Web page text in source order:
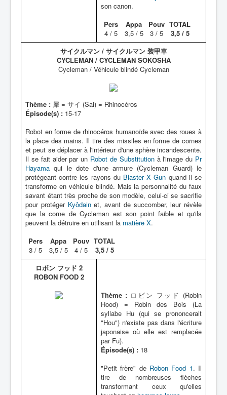
son canon.
Pers
4 / 5
Appa
3,5 / 5
Pouv
3 / 5
TOTAL
3,5 / 5
サイクルマン / サイクルマン 装甲車
CYCLEMAN / CYCLEMAN SÔKÔSHA
Cycleman / Véhicule blindé Cycleman
Thème : 犀 = サイ (Sai) = Rhinocéros
Épisode(s) : 15-17
Robot en forme de rhinocéros humanoïde avec des roues à
la place des mains. Il tire des missiles en forme de cornes
et peut se déplacer à l'intérieur d'une sphère incandescente.
Il se fait aider par un Robot de Substitutionà l'image du Pr
Hayama qui le dote d'une armure (Cycleman Guard) le
protégeant contre les rayons du Blaster X Gun quand il se
transforme en véhicule blindé. Mais la personnalité du faux
savant étant très proche de son modèle, celui-ci se sacrifie
pour protéger Kyôdainet, avant de succomber, leur révèle
que la corne de Cycleman est son point faible et qu'ils
peuvent la détruire en utilisant la matière X.
Pers
3 / 5
Appa
3,5 / 5
Pouv
4 / 5
TOTAL
3,5 / 5
ロボン フッド 2
ROBON FOOD 2
Thème : ロビン フッド (Robin
Hood) = Robin des Bois (La
syllabe Hu (qui se prononcerait
"Hou") n'existe pas dans l'écriture
japonaise où elle est remplacée
par Fu).
Épisode(s) : 18
"Petit frère" de Robon Food 1. Il
tire de nombreuses flèches
transformant ceux qu'elles